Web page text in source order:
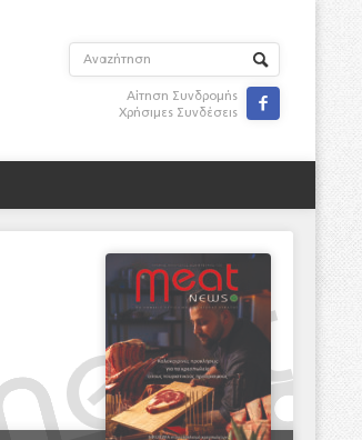
Αίτηση Συνδρομής
Χρήσιμες Συνδέσεις
